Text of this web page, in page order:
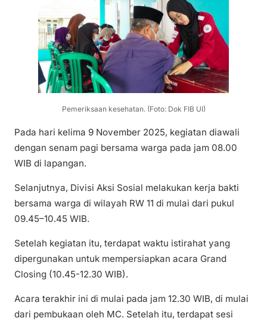
Pemeriksaan kesehatan. (Foto: Dok FIB UI)
Pada hari kelima 9 November 2025, kegiatan diawali
dengan senam pagi bersama warga pada jam 08.00
WIB di lapangan.
Selanjutnya, Divisi Aksi Sosial melakukan kerja bakti
bersama warga di wilayah RW 11 di mulai dari pukul
09.45–10.45 WIB.
Setelah kegiatan itu, terdapat waktu istirahat yang
dipergunakan untuk mempersiapkan acara Grand
Closing (10.45-12.30 WIB).
Acara terakhir ini di mulai pada jam 12.30 WIB, di mulai
dari pembukaan oleh MC. Setelah itu, terdapat sesi